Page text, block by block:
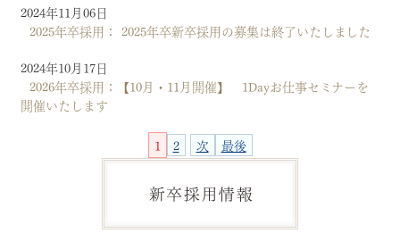
2024年11月06日
2025年卒採用： 2025年卒新卒採用の募集は終了いたしました
2024年10月17日
2026年卒採用：【10月・11月開催】 1Dayお仕事セミナーを
開催いたします
1 2 次 最後